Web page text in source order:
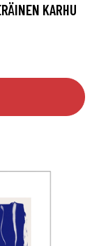
KARHU